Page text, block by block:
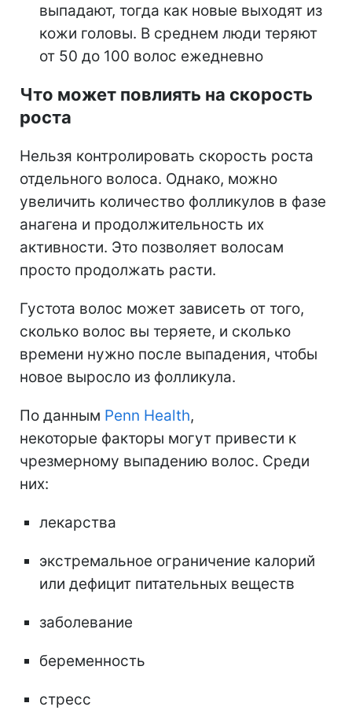
выпадают, тогда как новые выходят из
кожи головы. В среднем люди теряют
от 50 до 100 волос ежедневно
Что может повлиять на скорость
роста
Нельзя контролировать скорость роста
отдельного волоса. Однако, можно
увеличить количество фолликулов в фазе
анагена и продолжительность их
активности. Это позволяет волосам
просто продолжать расти.
Густота волос может зависеть от того,
сколько волос вы теряете, и сколько
времени нужно после выпадения, чтобы
новое выросло из фолликула.
По данным Penn Health,
некоторые факторы могут привести к
чрезмерному выпадению волос. Среди
них:
лекарства
экстремальное ограничение калорий
или дефицит питательных веществ
заболевание
беременность
стресс